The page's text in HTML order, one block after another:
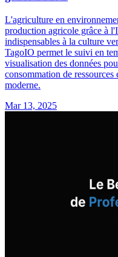
L'agriculture en
production agricole grâce à
indispensables à la culture
TagoIO permet le suivi en
visualisation des données
consommation de
moderne.
Mar 13, 2025